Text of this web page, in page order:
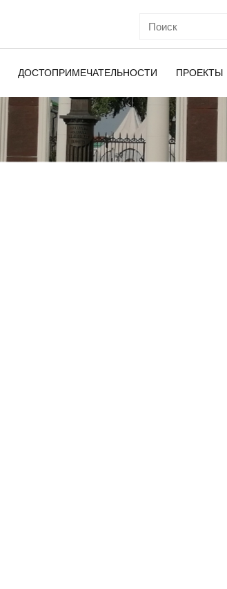
ДОСТОПРИМЕЧАТЕЛЬНОСТИ ПРОЕКТЫ